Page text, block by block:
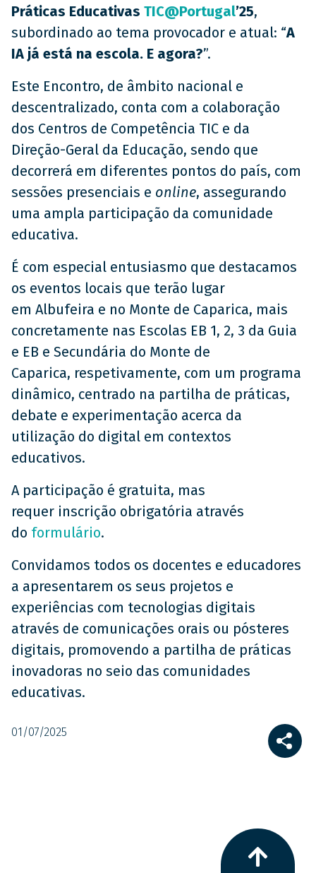
Práticas Educativas TIC@Portugal’25,
subordinado ao tema provocador e atual: “A
IA já está na escola. E agora?”.
Este Encontro, de âmbito nacional e
descentralizado, conta com a colaboração
dos Centros de Competência TIC e da
Direção-Geral da Educação, sendo que
decorrerá em diferentes pontos do país, com
sessões presenciais e online, assegurando
uma ampla participação da comunidade
educativa.
É com especial entusiasmo que destacamos
os eventos locais que terão lugar
em Albufeira e no Monte de Caparica, mais
concretamente nas Escolas EB 1, 2, 3 da Guia
e EB e Secundária do Monte de
Caparica, respetivamente, com um programa
dinâmico, centrado na partilha de práticas,
debate e experimentação acerca da
utilização do digital em contextos
educativos.
A participação é gratuita, mas
requer inscrição obrigatória através
do formulário.
Convidamos todos os docentes e educadores
a apresentarem os seus projetos e
experiências com tecnologias digitais
através de comunicações orais ou pósteres
digitais, promovendo a partilha de práticas
inovadoras no seio das comunidades
educativas.
01/07/2025